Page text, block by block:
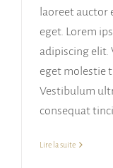
laoreet auctor
eget. Lorem
adipiscing elit.
eget molestie
Vestibulum
consequat
Lire la suite